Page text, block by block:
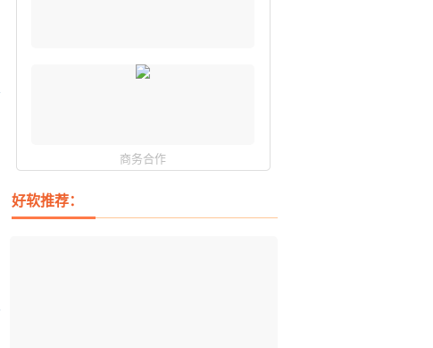
商务合作
好软推荐：